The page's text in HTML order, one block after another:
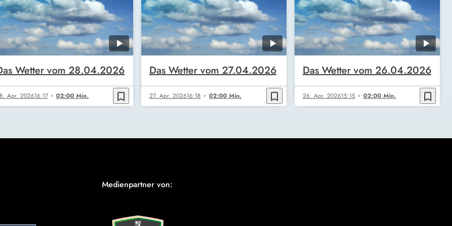
Wetter vom 28.04.2026
Apr. 202616:17 02:00 Min. bookmark_border
Das Wetter vom 27.04.2026
27. Apr. 202616:18 02:00 Min. bookmark_border
Das Wetter vom 26.04.2026
26. Apr. 202615:15 02:00 Min. bookmark_border
Medienpartner von: